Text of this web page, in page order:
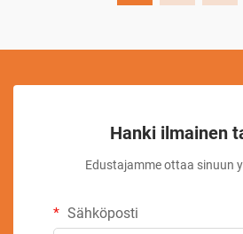
Hanki ilmainen
Edustajamme ottaa sinuun
Sähköposti